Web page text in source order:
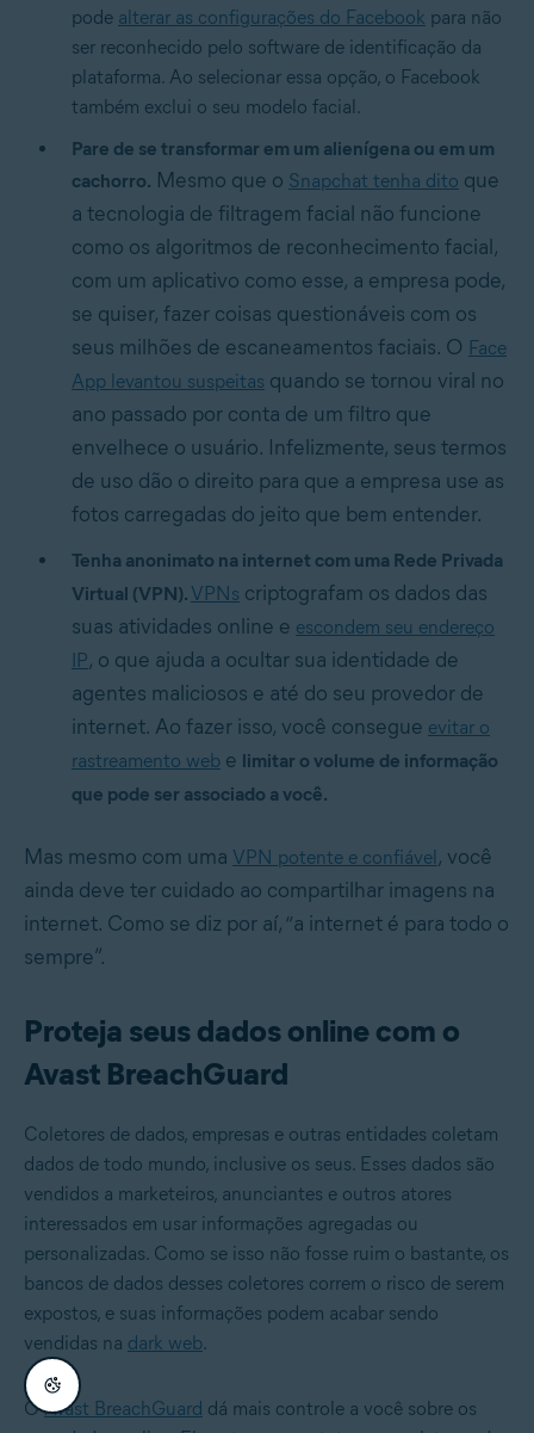
pode alterar as configurações do Facebook para não
ser reconhecido pelo software de identificação da
plataforma. Ao selecionar essa opção, o Facebook
também exclui o seu modelo facial.
Pare de se transformar em um alienígena ou em um
cachorro. Mesmo que o Snapchat tenha dito que
a tecnologia de filtragem facial não funcione
como os algoritmos de reconhecimento facial,
com um aplicativo como esse, a empresa pode,
se quiser, fazer coisas questionáveis com os
seus milhões de escaneamentos faciais. O Face
App levantou suspeitas quando se tornou viral no
ano passado por conta de um filtro que
envelhece o usuário. Infelizmente, seus termos
de uso dão o direito para que a empresa use as
fotos carregadas do jeito que bem entender.
Tenha anonimato na internet com uma Rede Privada
Virtual (VPN). VPNs criptografam os dados das
suas atividades online e escondem seu endereço
IP, o que ajuda a ocultar sua identidade de
agentes maliciosos e até do seu provedor de
internet. Ao fazer isso, você consegue evitar o
rastreamento web e limitar o volume de informação
que pode ser associado a você.
Mas mesmo com uma VPN potente e confiável , você
ainda deve ter cuidado ao compartilhar imagens na
internet. Como se diz por aí, “a internet é para todo o
sempre”.
Proteja seus dados online com o
Avast BreachGuard
Coletores de dados, empresas e outras entidades coletam
dados de todo mundo, inclusive os seus. Esses dados são
vendidos a marketeiros, anunciantes e outros atores
interessados em usar informações agregadas ou
personalizadas. Como se isso não fosse ruim o bastante, os
bancos de dados desses coletores correm o risco de serem
expostos, e suas informações podem acabar sendo
vendidas na dark web.
OAvast BreachGuard dá mais controle a você sobre os